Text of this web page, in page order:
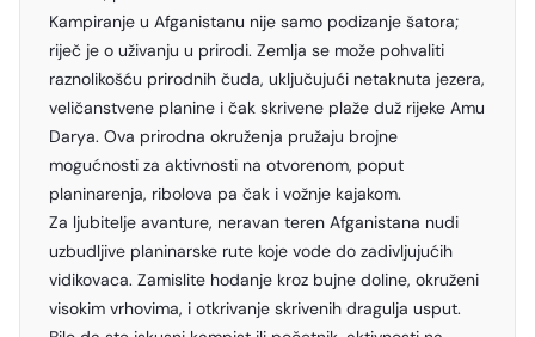
Kampiranje u Afganistanu nije samo podizanje šatora;
riječ je o uživanju u prirodi. Zemlja se može pohvaliti
raznolikošću prirodnih čuda, uključujući netaknuta jezera,
veličanstvene planine i čak skrivene plaže duž rijeke Amu
Darya. Ova prirodna okruženja pružaju brojne
mogućnosti za aktivnosti na otvorenom, poput
planinarenja, ribolova pa čak i vožnje kajakom.
Za ljubitelje avanture, neravan teren Afganistana nudi
uzbudljive planinarske rute koje vode do zadivljujućih
vidikovaca. Zamislite hodanje kroz bujne doline, okruženi
visokim vrhovima, i otkrivanje skrivenih dragulja usput.